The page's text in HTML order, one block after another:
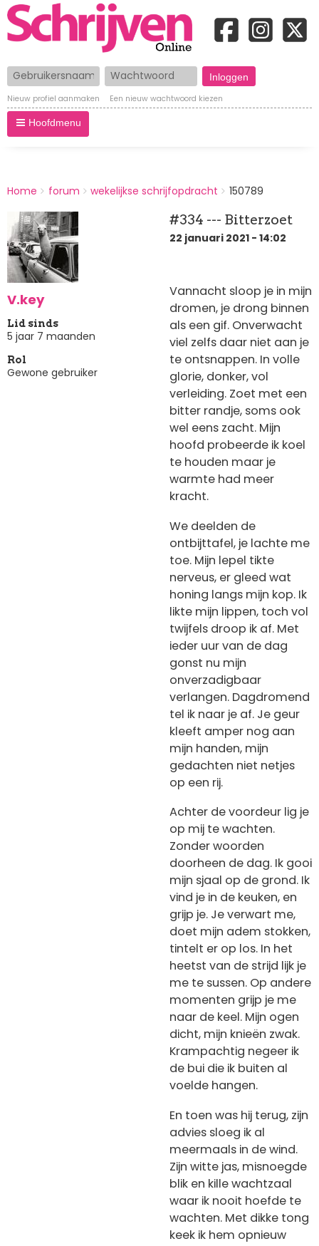
Gebruikersnaam Wachtwoord
Nieuw profiel aanmaken Een nieuw wachtwoord kiezen
Hoofdmenu
BREADCRUMBS
You
here:
Home forum wekelijkse schrijfopdracht 150789
V.key
Lid sinds
5 jaar 7 maanden
Rol
Gewone gebruiker
#334 --- Bitterzoet
22 januari 2021 - 14:02
Vannacht sloop je in mijn
dromen, je drong binnen
als een gif. Onverwacht
viel zelfs daar niet aan je
te ontsnappen. In volle
glorie, donker, vol
verleiding. Zoet met een
bitter randje, soms ook
wel eens zacht. Mijn
hoofd probeerde ik koel
te houden maar je
warmte had meer
kracht.
We deelden de
ontbijttafel, je lachte me
toe. Mijn lepel tikte
nerveus, er gleed wat
honing langs mijn kop. Ik
likte mijn lippen, toch vol
twijfels droop ik af. Met
ieder uur van de dag
gonst nu mijn
onverzadigbaar
verlangen. Dagdromend
tel ik naar je af. Je geur
kleeft amper nog aan
mijn handen, mijn
gedachten niet netjes
op een rij.
Achter de voordeur lig je
op mij te wachten.
Zonder woorden
doorheen de dag. Ik gooi
mijn sjaal op de grond. Ik
vind je in de keuken, en
grijp je. Je verwart me,
doet mijn adem stokken,
tintelt er op los. In het
heetst van de strijd lijk je
me te sussen. Op andere
momenten grijp je me
naar de keel. Mijn ogen
dicht, mijn knieën zwak.
Krampachtig negeer ik
de bui die ik buiten al
voelde hangen.
En toen was hij terug, zijn
advies sloeg ik al
meermaals in de wind.
Zijn witte jas, misnoegde
blik en kille wachtzaal
waar ik nooit hoefde te
wachten. Met dikke tong
keek ik hem opnieuw